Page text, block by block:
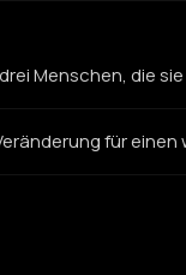
Menschen, die
für